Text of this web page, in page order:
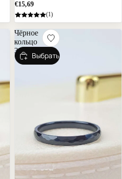
€15,69
(1)
Чёрное
кольцо
3мм
Выбрать